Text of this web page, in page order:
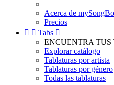
Acerca de
Precios
  Tabs 
ENCUENTRA
Explorar catálogo
Tablaturas por artista
Tablaturas por género
Todas las tablaturas